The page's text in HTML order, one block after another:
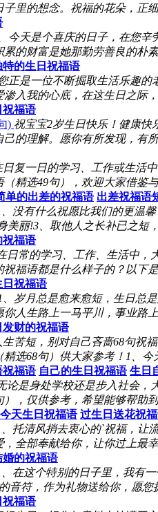
里的想念。祝福的花朵，正
今天是个喜庆的日子，在您
的财富是她那勤劳善良的朴
特的生日祝福语
正是一位不断掘取生活乐趣
入我的心底，在这生日之际
祝福语
) 祝宝宝2岁生日快乐！健康快
的理解。愿你有所发现，有
日复一日的学习、工作或生活
精选49句），欢迎大家借
单的出差的祝福语 出差祝福语
、没有什么祝愿比我们的更温
美丽!3、取他人之长补已之
祝福语
日常的学习、工作、生活中，
福语都是什么样子的？以下
日祝福语
、岁月总是愈来愈短，生日总
人生路上一马平川，事业路
发财的祝福语
生苦短，别对自己吝啬68句祝
选68句）供大家参考！1、
祝福语 自己的生日祝福语 生日
论是身处学校还是步入社会，
，仅供参考，希望能够帮
今天生日祝福语 过生日送花祝
、托清风捎去衷心的`祝福，让
全部奉献给你，让你过上最
婚的祝福语
、在这个特别的日子里，我有
音符，作为礼物送给你，愿
祝福语